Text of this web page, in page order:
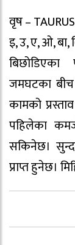
वृष – TAURUS
इ, उ, ए, ओ, बा,
जमघटका बीच
कामको
पहिलेका
सकिनेछ।
प्राप्त हुनेछ।